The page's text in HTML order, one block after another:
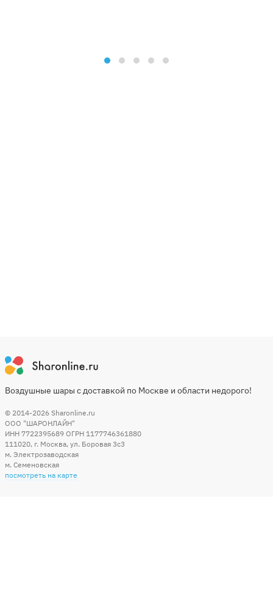
Воздушные шары с доставкой по Москве и области недорого!
© 2014-2026 Sharonline.ru
ООО "ШАРОНЛАЙН"
ИНН 7722395689 ОГРН 1177746361880
111020, г. Москва, ул. Боровая 3c3
м. Электрозаводская
м. Семеновская
посмотреть на карте